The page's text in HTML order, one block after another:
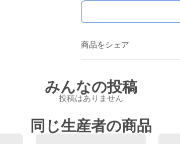
商品をシェア
みんなの投稿
投稿はありません
同じ生産者の商品